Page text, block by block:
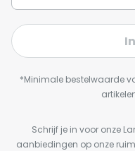
*Minimale bestelwaarde
Schrijf je in voor onze
aanbiedingen op onze